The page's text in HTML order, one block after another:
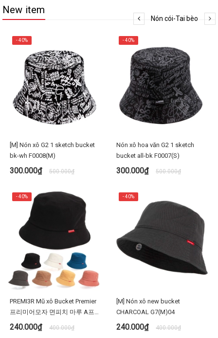
New item
Nón cói-Tai bèo
- 40%
[M] Nón xô G2 1 sketch bucket
bk-wh F0008(M)
300.000₫ 500.000₫
- 40%
Nón xô hoa văn G2 1 sketch
bucket all-bk F0007(S)
300.000₫ 500.000₫
- 40%
PREMI3R Mũ xô Bucket Premier
프리미어모자 면피치 마루 A프레
임 버킷햇 [S/M] 가을용 벙거지 피
치워싱 premi3r
240.000₫ 400.000₫
- 40%
[M] Nón xô new bucket
CHARCOAL G7(M)04
240.000₫ 400.000₫